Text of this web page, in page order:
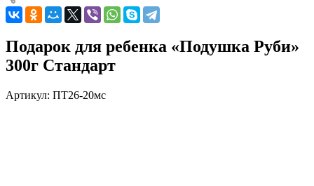
Подарок для ребенка «Подушка Руби»
300г Стандарт
Артикул: ПТ26-20мс